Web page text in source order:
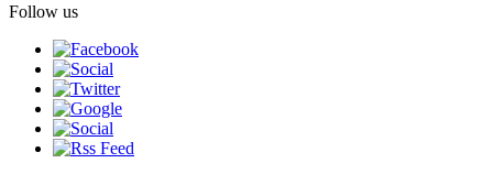
Follow us